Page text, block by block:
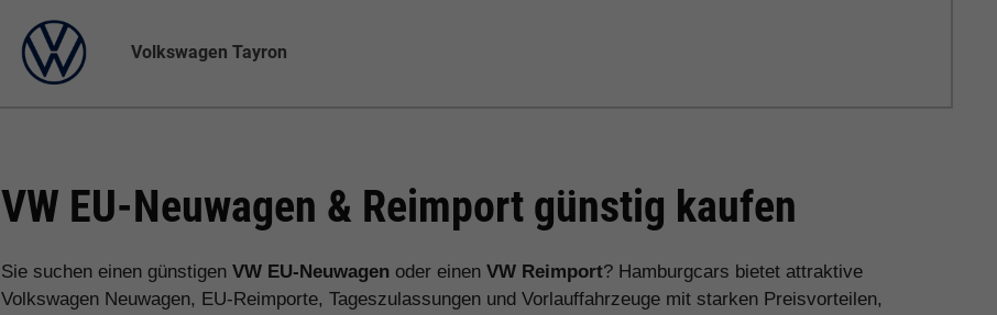
Volkswagen Tayron
VW EU-Neuwagen & Reimport günstig kaufen
Sie suchen einen günstigenVW EU-Neuwagen oder einenVW Reimport? Hamburgcars bietet attraktive
Volkswagen Neuwagen, EU-Reimporte, Tageszulassungen und Vorlauffahrzeuge mit starken Preisvorteilen,